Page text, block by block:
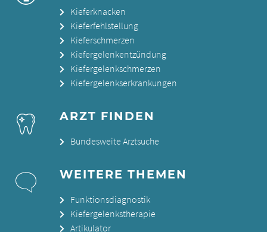
Kieferknacken
Kieferfehlstellung
Kieferschmerzen
Kiefergelenkentzündung
Kiefergelenkschmerzen
Kiefergelenkserkrankungen
ARZT FINDEN
Bundesweite Arztsuche
WEITERE THEMEN
Funktionsdiagnostik
Kiefergelenkstherapie
Artikulator